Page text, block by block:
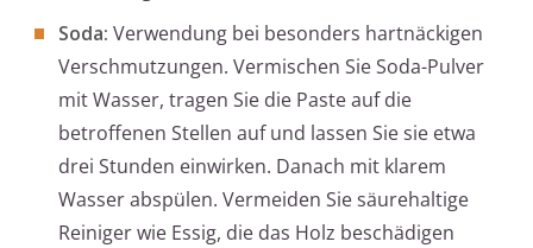
Soda: Verwendung bei besonders hartnäckigen
Verschmutzungen. Vermischen Sie Soda-Pulver
mit Wasser, tragen Sie die Paste auf die
betroffenen Stellen auf und lassen Sie sie etwa
drei Stunden einwirken. Danach mit klarem
Wasser abspülen. Vermeiden Sie säurehaltige
Reiniger wie Essig, die das Holz beschädigen